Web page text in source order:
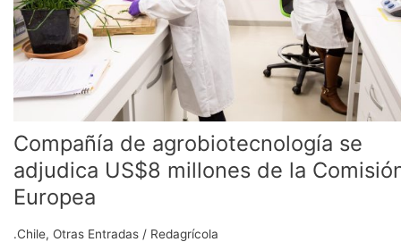
Compañía de agrobiotecnología se
adjudica US$8 millones de la
Europea
.Chile, Otras Entradas / Redagrícola
la
Comisión
Europea